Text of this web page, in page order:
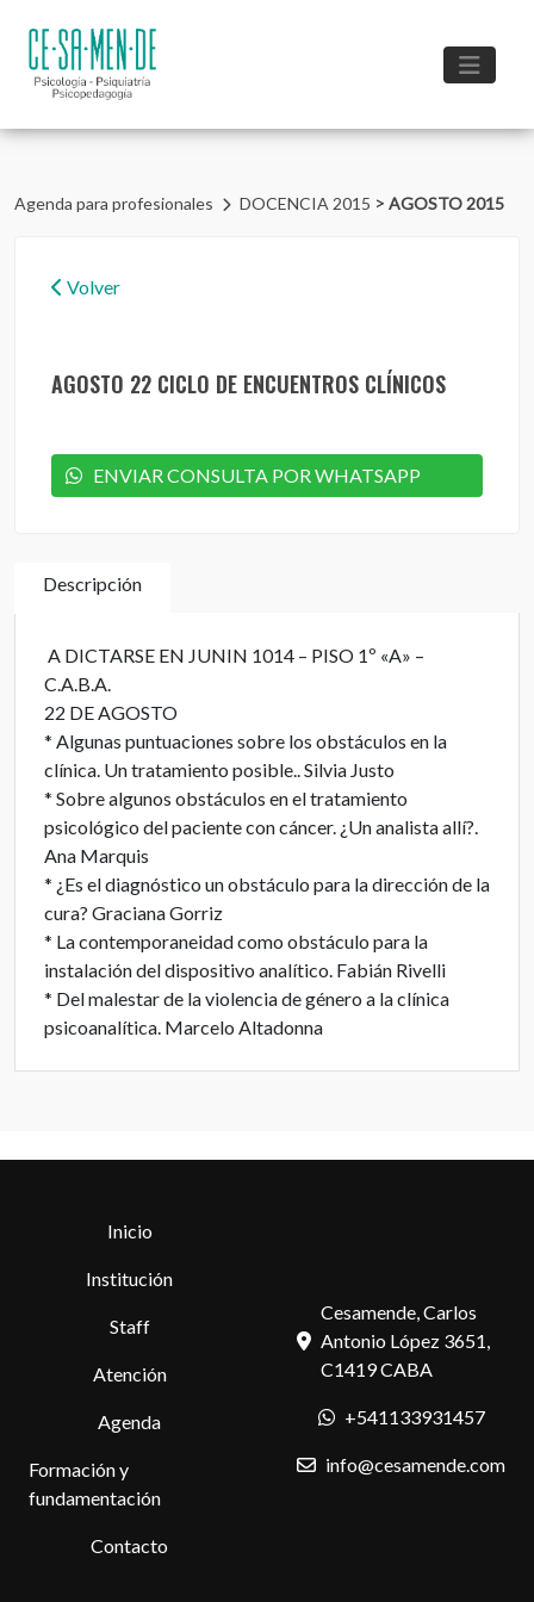
Agenda para profesionales DOCENCIA 2015 > AGOSTO 2015
Volver
AGOSTO 22 CICLO DE ENCUENTROS CLÍNICOS
ENVIAR CONSULTA POR WHATSAPP
Descripción
A DICTARSE EN JUNIN 1014 – PISO 1º «A» –
C.A.B.A.
22 DE AGOSTO
* Algunas puntuaciones sobre los obstáculos en la
clínica. Un tratamiento posible.. Silvia Justo
* Sobre algunos obstáculos en el tratamiento
psicológico del paciente con cáncer. ¿Un analista allí?.
Ana Marquis
* ¿Es el diagnóstico un obstáculo para la dirección de la
cura? Graciana Gorriz
* La contemporaneidad como obstáculo para la
instalación del dispositivo analítico. Fabián Rivelli
* Del malestar de la violencia de género a la clínica
psicoanalítica. Marcelo Altadonna
Inicio
Institución
Staff
Atención
Agenda
Formación y
fundamentación
Contacto
Cesamende, Carlos
Antonio López 3651,
C1419 CABA
+541133931457
info@cesamende.com